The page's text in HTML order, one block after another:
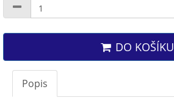
DO KOŠÍKU
Popis